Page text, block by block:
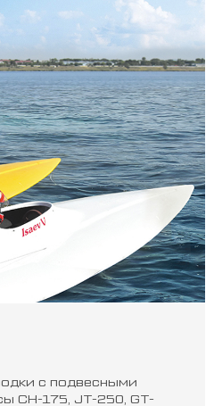
с подвесными
СН-175, JT-250, GT-